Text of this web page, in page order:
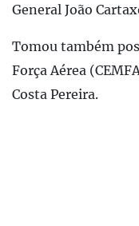
General João
Tomou também
Força Aérea
Costa Pereira.